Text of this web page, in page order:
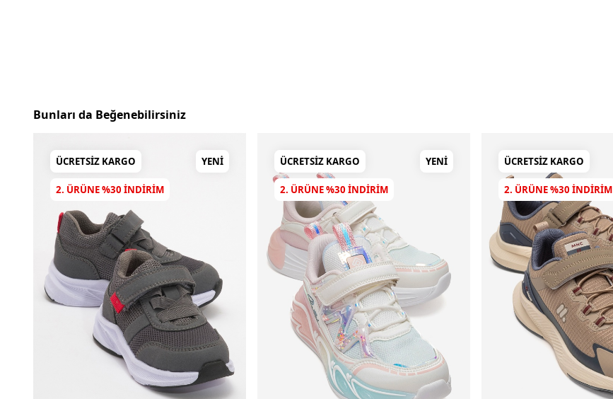
Bunları da Beğenebilirsiniz
ÜCRETSIZ KARGO YENI
2. ÜRÜNE %30 INDIRIM
ÜCRETSIZ KARGO YENI
2. ÜRÜNE %30 INDIRIM
ÜCRETSIZ KARGO
2. ÜRÜNE %30 INDIRIM